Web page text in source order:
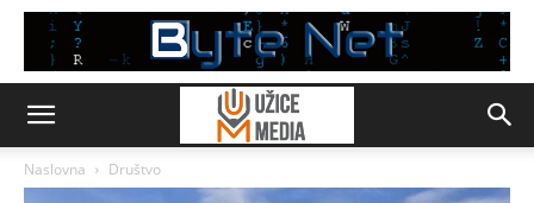
Naslovna Društvo